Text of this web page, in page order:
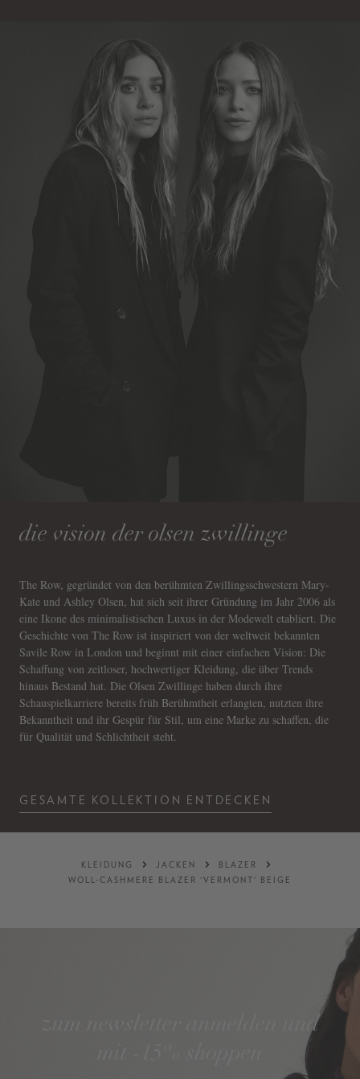
die vision der olsen zwillinge
The Row, gegründet von den berühmten Zwillingsschwestern Mary-
Kate und Ashley Olsen, hat sich seit ihrer Gründung im Jahr 2006 als
eine Ikone des minimalistischen Luxus in der Modewelt etabliert. Die
Geschichte von The Row ist inspiriert von der weltweit bekannten
Savile Row in London und beginnt mit einer einfachen Vision: Die
Schaffung von zeitloser, hochwertiger Kleidung, die über Trends
hinaus Bestand hat. Die Olsen Zwillinge haben durch ihre
Schauspielkarriere bereits früh Berühmtheit erlangten, nutzten ihre
Bekanntheit und ihr Gespür für Stil, um eine Marke zu schaffen, die
für Qualität und Schlichtheit steht.
GESAMTE KOLLEKTION ENTDECKEN
KLEIDUNG JACKEN
BLAZER
WOLL-CASHMERE BLAZER 'VERMONT' BEIGE
zum newsletter anmelden und